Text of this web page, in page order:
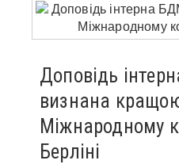
Доповідь
визнана
Міжнародному
Берліні